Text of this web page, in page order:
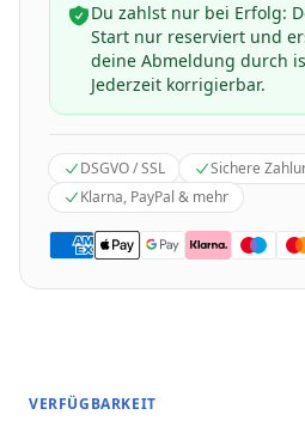
Du zahlst nur bei Erfolg:
Start nur reserviert und
deine Abmeldung durch
Jederzeit korrigierbar.
DSGVO / SSL
Sichere
Klarna, PayPal & mehr
VERFÜGBARKEIT